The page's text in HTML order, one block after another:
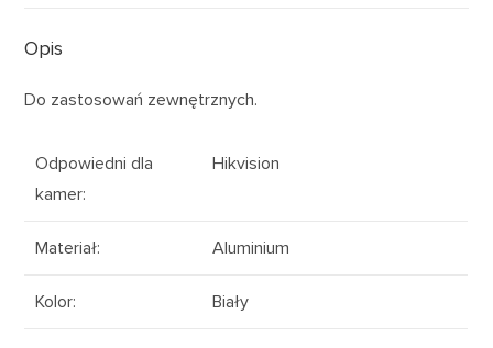
Opis
Do zastosowań zewnętrznych.
Odpowiedni dla
kamer:
Hikvision
Materiał: Aluminium
Kolor: Biały